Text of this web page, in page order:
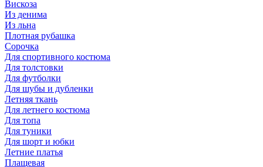
Вискоза
Из денима
Из льна
Плотная рубашка
Сорочка
Для спортивного костюма
Для толстовки
Для футболки
Для шубы и дубленки
Летняя ткань
Для летнего костюма
Для топа
Для туники
Для шорт и юбки
Летние платья
Плащевая